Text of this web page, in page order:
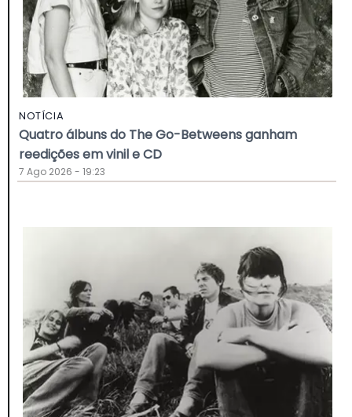
NOTÍCIA
Quatro álbuns do The Go-Betweens ganham
reedições em vinil e CD
7 Ago 2026 - 19:23